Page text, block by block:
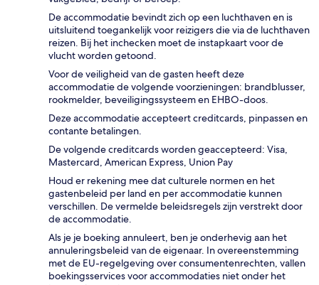
De accommodatie bevindt zich op een luchthaven en is
uitsluitend toegankelijk voor reizigers die via de luchthaven
reizen. Bij het inchecken moet de instapkaart voor de
vlucht worden getoond.
Voor de veiligheid van de gasten heeft deze
accommodatie de volgende voorzieningen: brandblusser,
rookmelder, beveiligingssysteem en EHBO-doos.
Deze accommodatie accepteert creditcards, pinpassen en
contante betalingen.
De volgende creditcards worden geaccepteerd: Visa,
Mastercard, American Express, Union Pay
Houd er rekening mee dat culturele normen en het
gastenbeleid per land en per accommodatie kunnen
verschillen. De vermelde beleidsregels zijn verstrekt door
de accommodatie.
Als je je boeking annuleert, ben je onderhevig aan het
annuleringsbeleid van de eigenaar. In overeenstemming
met de EU-regelgeving over consumentenrechten, vallen
boekingsservices voor accommodaties niet onder het